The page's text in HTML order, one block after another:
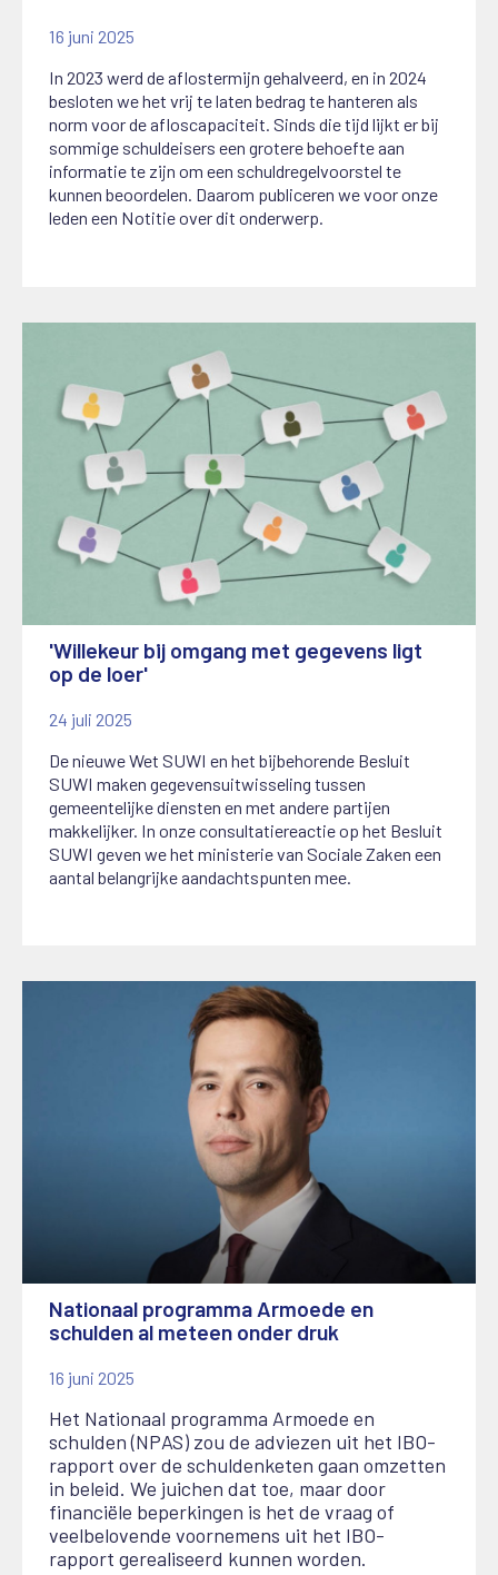
16 juni 2025
In 2023 werd de aflostermijn gehalveerd, en in 2024
besloten we het vrij te laten bedrag te hanteren als
norm voor de afloscapaciteit. Sinds die tijd lijkt er bij
sommige schuldeisers een grotere behoefte aan
informatie te zijn om een schuldregelvoorstel te
kunnen beoordelen. Daarom publiceren we voor onze
leden een Notitie over dit onderwerp.
'Willekeur bij omgang met gegevens ligt
op de loer'
24 juli 2025
De nieuwe Wet SUWI en het bijbehorende Besluit
SUWI maken gegevensuitwisseling tussen
gemeentelijke diensten en met andere partijen
makkelijker. In onze consultatiereactie op het Besluit
SUWI geven we het ministerie van Sociale Zaken een
aantal belangrijke aandachtspunten mee.
Nationaal programma Armoede en
schulden al meteen onder druk
16 juni 2025
Het Nationaal programma Armoede en
schulden (NPAS) zou de adviezen uit het IBO-
rapport over de schuldenketen gaan omzetten
in beleid. We juichen dat toe, maar door
financiële beperkingen is het de vraag of
veelbelovende voornemens uit het IBO-
rapport gerealiseerd kunnen worden.